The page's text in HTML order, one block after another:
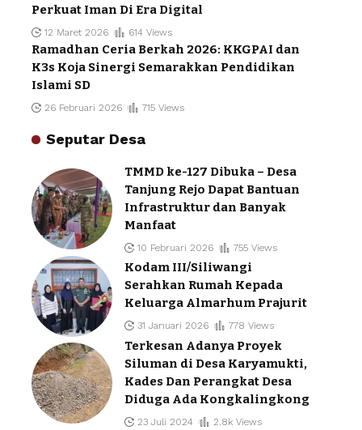
Perkuat Iman Di Era Digital
12 Maret 2026 614 Views
Ramadhan Ceria Berkah 2026: KKGPAI dan
K3s Koja Sinergi Semarakkan Pendidikan
Islami SD
26 Februari 2026 715 Views
Seputar Desa
TMMD ke-127 Dibuka – Desa
Tanjung Rejo Dapat Bantuan
Infrastruktur dan Banyak
Manfaat
10 Februari 2026 755 Views
Kodam III/Siliwangi
Serahkan Rumah Kepada
Keluarga Almarhum Prajurit
31 Januari 2026 778 Views
Terkesan Adanya Proyek
Siluman di Desa Karyamukti,
Kades Dan Perangkat Desa
Diduga Ada Kongkalingkong
23 Juli 2024 2.8k Views